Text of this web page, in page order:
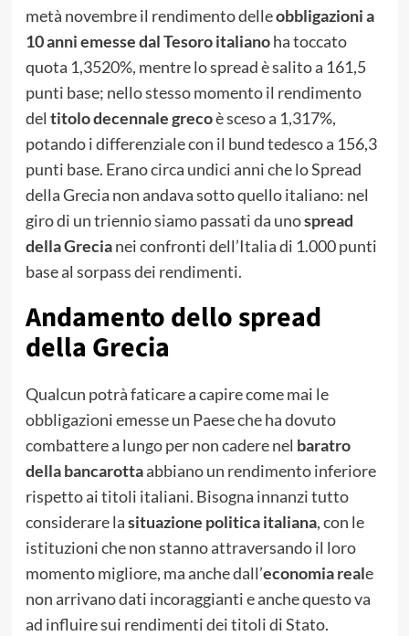
metà novembre il rendimento delleobbligazioni a
10 anni emesse dal Tesoro italianoha toccato
quota 1,3520%, mentre lo spread è salito a 161,5
punti base; nello stesso momento il rendimento
del titolo decennale grecoè sceso a 1,317%,
potando i differenziale con il bund tedesco a 156,3
punti base. Erano circa undici anni che lo Spread
della Grecia non andava sotto quello italiano: nel
giro di un triennio siamo passati da unospread
della Grecianei confronti dell’Italia di 1.000 punti
base al sorpass dei rendimenti.
Andamento dello spread
della Grecia
Qualcun potrà faticare a capire come mai le
obbligazioni emesse un Paese che ha dovuto
combattere a lungo per non cadere nel baratro
della bancarottaabbiano un rendimento inferiore
rispetto ai titoli italiani. Bisogna innanzi tutto
considerare lasituazione politica italiana, con le
istituzioni che non stanno attraversando il loro
momento migliore, ma anche dall’economia reale
non arrivano dati incoraggianti e anche questo va
ad influire sui rendimenti dei titoli di Stato.